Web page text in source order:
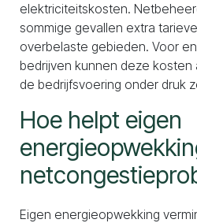
elektriciteitskosten.
sommige gevallen extra
overbelaste gebieden. Voor
bedrijven kunnen deze kosten
de bedrijfsvoering onder druk
Hoe helpt eigen
Eigen energieopwekking